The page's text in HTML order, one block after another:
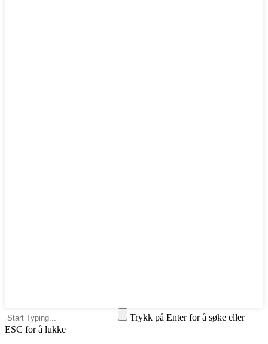
Trykk på Enter for å søke eller
ESC for å lukke